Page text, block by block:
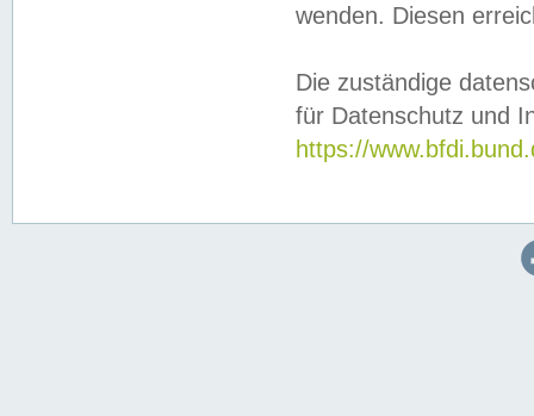
wenden. Diesen
Die zuständige
für Datenschutz und
https://